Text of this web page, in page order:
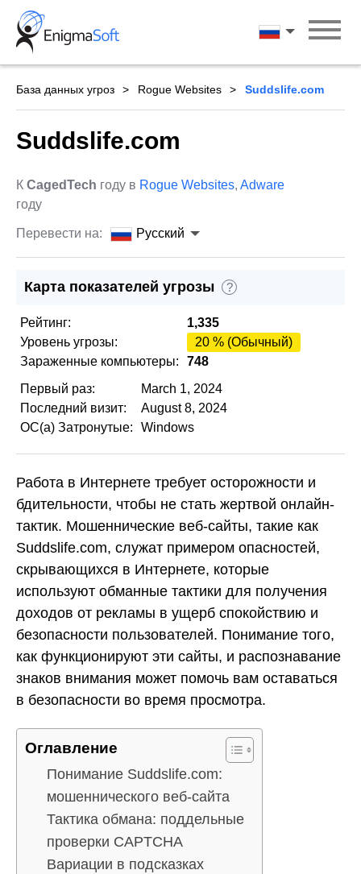
Skip
content
Русский
База данных угроз Rogue Websites Suddslife.com
Suddslife.com
К CagedTech году в Rogue Websites, Adware
году
Перевести на: Русский
Карта показателей угрозы ?
Рейтинг:
1,335
Уровень угрозы:
20 % (Обычный)
Зараженные компьютеры:
748
Первый раз:
March 1, 2024
Последний визит:
August 8, 2024
ОС(а) Затронутые:
Windows
Работа в Интернете требует осторожности и
бдительности, чтобы не стать жертвой онлайн-
тактик. Мошеннические веб-сайты, такие как
Suddslife.com, служат примером опасностей,
скрывающихся в Интернете, которые
используют обманные тактики для получения
доходов от рекламы в ущерб спокойствию и
безопасности пользователей. Понимание того,
как функционируют эти сайты, и распознавание
знаков внимания может помочь вам оставаться
в безопасности во время просмотра.
Оглавление
Понимание Suddslife.com:
мошеннического веб-сайта
Тактика обмана: поддельные
проверки CAPTCHA
Вариации в подсказках